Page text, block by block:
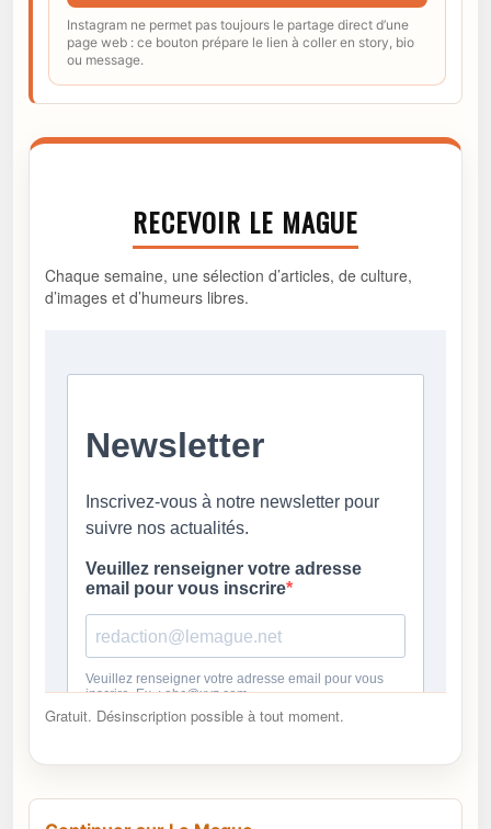
Instagram ne permet pas toujours le partage direct d’une
page web : ce bouton prépare le lien à coller en story, bio
ou message.
RECEVOIR LE MAGUE
Chaque semaine, une sélection d’articles, de culture,
d’images et d’humeurs libres.
Gratuit. Désinscription possible à tout moment.